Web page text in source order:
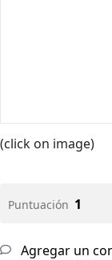
(click on image)
Puntuación 1
Agregar un